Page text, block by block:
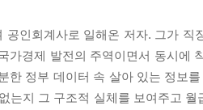
인회계사로 일해온 저자. 그가
경제 발전의 주역이면서 동시에
한 정부 데이터 속 살아 있는 정보
는지 그 구조적 실체를 보여주고